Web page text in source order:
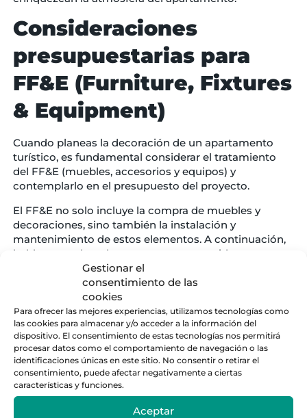
Gestionar el
consentimiento de las
cookies
Para ofrecer las mejores experiencias, utilizamos tecnologías como
las cookies para almacenar y/o acceder a la información del
dispositivo. El consentimiento de estas tecnologías nos permitirá
procesar datos como el comportamiento de navegación o las
identificaciones únicas en este sitio. No consentir o retirar el
consentimiento, puede afectar negativamente a ciertas
características y funciones.
Aceptar
Consideraciones
presupuestarias para
FF&E (Furniture, Fixtures
& Equipment)
Cuando planeas la decoración de un apartamento
turístico, es fundamental considerar el tratamiento
del FF&E (muebles, accesorios y equipos) y
contemplarlo en el presupuesto del proyecto.
El FF&E no solo incluye la compra de muebles y
decoraciones, sino también la instalación y
mantenimiento de estos elementos. A continuación,
hablamos sobre algunos puntos a considerar:
Planificación del presupuesto:
presupuesto claro para FF&E al inicio del
proyecto. Incluye costes para la compra de
muebles, accesorios, equipos y cualquier trabajo
de instalación necesario.
Calidad sobre cantidad:Invierte en piezas de
alta calidad que ofrezcan durabilidad y confort.
Aunque puede ser tentador optar por opciones
más económicas, el mobiliario de mejor calidad
puede proporcionar una experiencia superior